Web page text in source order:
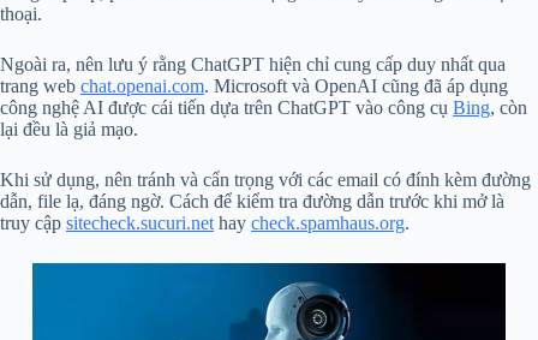
thoại.
Ngoài ra, nên lưu ý rằng ChatGPT hiện chỉ cung cấp duy nhất qua
trang web chat.openai.com. Microsoft và OpenAI cũng đã áp dụng
công nghệ AI được cái tiến dựa trên ChatGPT vào công cụ Bing, còn
lại đều là giả mạo.
Khi sử dụng, nên tránh và cẩn trọng với các email có đính kèm đường
dẫn, file lạ, đáng ngờ. Cách để kiểm tra đường dẫn trước khi mở là
truy cập sitecheck.sucuri.net hay check.spamhaus.org.